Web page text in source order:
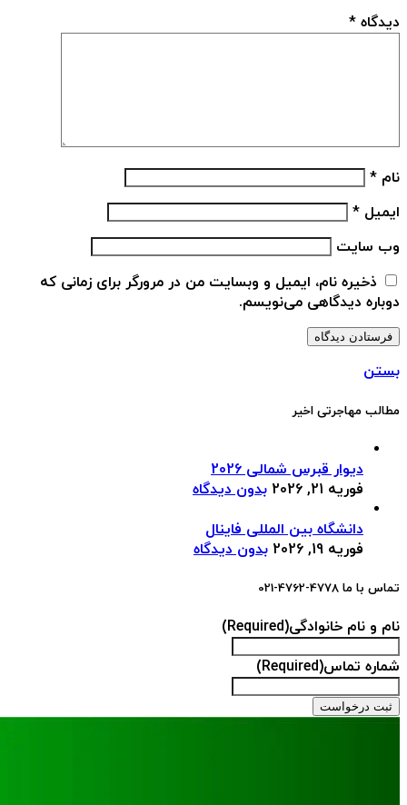
دیدگاه *
نام *
ایمیل *
وب‌ سایت
ذخیره نام، ایمیل و وبسایت من در مرورگر برای زمانی که
دوباره دیدگاهی می‌نویسم.
بستن
مطالب مهاجرتی اخیر
دیوار قبرس شمالی 2026
فوریه 21, 2026
بدون دیدگاه
دانشگاه بین المللی فاینال
فوریه 19, 2026
بدون دیدگاه
تماس با ما 4778-4762-021
نام و نام خانوادگی(Required)
شماره تماس(Required)